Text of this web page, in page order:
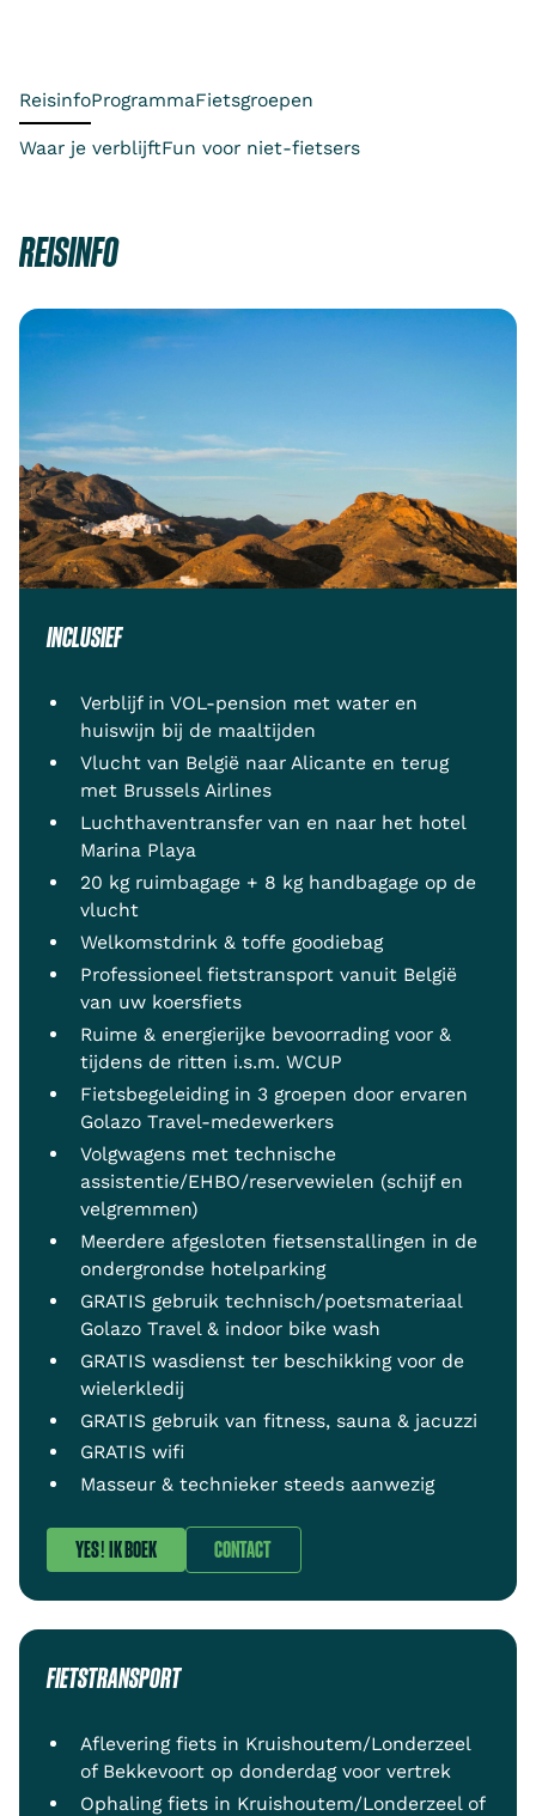
ReisinfoProgrammaFietsgroepen
Waar je verblijftFun voor niet-fietsers
REISINFO
INCLUSIEF
Verblijf in VOL-pension met water en
huiswijn bij de maaltijden
Vlucht van België naar Alicante en terug
met Brussels Airlines
Luchthaventransfer van en naar het hotel
Marina Playa
20 kg ruimbagage + 8 kg handbagage op de
vlucht
Welkomstdrink & toffe goodiebag
Professioneel fietstransport vanuit België
van uw koersfiets
Ruime & energierijke bevoorrading voor &
tijdens de ritten i.s.m. WCUP
Fietsbegeleiding in 3 groepen door ervaren
Golazo Travel-medewerkers
Volgwagens met technische
assistentie/EHBO/reservewielen (schijf en
velgremmen)
Meerdere afgesloten fietsenstallingen in de
ondergrondse hotelparking
GRATIS gebruik technisch/poetsmateriaal
Golazo Travel & indoor bike wash
GRATIS wasdienst ter beschikking voor de
wielerkledij
GRATIS gebruik van fitness, sauna & jacuzzi
GRATIS wifi
Masseur & technieker steeds aanwezig
YES! IK BOEK CONTACT
FIETSTRANSPORT
Aflevering fiets in Kruishoutem/Londerzeel
of Bekkevoort op donderdag voor vertrek
Ophaling fiets in Kruishoutem/Londerzeel of